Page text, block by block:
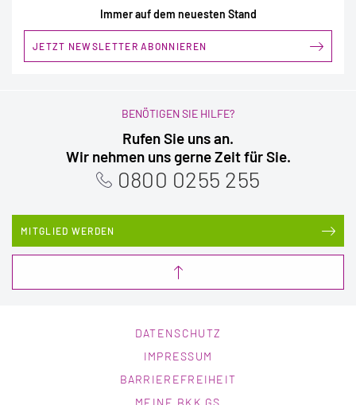
Immer auf dem neuesten Stand
JETZT NEWSLETTER ABONNIEREN
BENÖTIGEN SIE HILFE?
Rufen Sie uns an.
Wir nehmen uns gerne Zeit für Sie.
0800 0255 255
MITGLIED WERDEN
DATENSCHUTZ
IMPRESSUM
BARRIEREFREIHEIT
MEINE BKK GS